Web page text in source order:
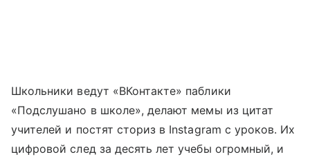
Школьники ведут «ВКонтакте» паблики
«Подслушано в школе», делают мемы из цитат
учителей и постят сториз в Instagram с уроков. Их
цифровой след за десять лет учебы огромный, и